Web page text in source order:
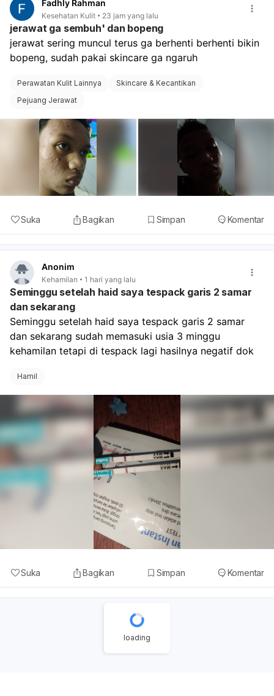
Fadhly Rahman
Kesehatan Kulit 23 jam yang lalu
jerawat ga sembuh' dan bopeng
jerawat sering muncul terus ga berhenti berhenti bikin
bopeng, sudah pakai skincare ga ngaruh
Perawatan Kulit Lainnya
Skincare & Kecantikan
Pejuang Jerawat
Suka Bagikan Simpan Komentar
Anonim
Kehamilan 1 hari yang lalu
Seminggu setelah haid saya tespack garis 2 samar
dan sekarang
Seminggu setelah haid saya tespack garis 2 samar
dan sekarang sudah memasuki usia 3 minggu
kehamilan tetapi di tespack lagi hasilnya negatif dok
Hamil
Suka Bagikan Simpan Komentar
loading